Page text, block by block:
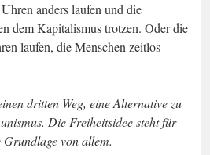
anders laufen und die
dem Kapitalismus trotzen. Oder die
laufen, die Menschen zeitlos
dritten Weg, eine Alternative zu
Die Freiheitsidee steht für
von allem.